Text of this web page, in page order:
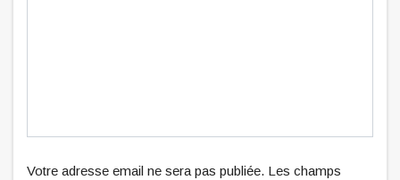
Votre adresse email ne sera pas publiée. Les champs